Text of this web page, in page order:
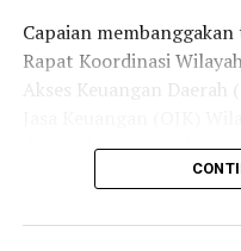
Kota Gorontalo yang
mengungguli sejumlah
Singkawang. Capaian
Kota Gorontalo terus
Capaian
Rapat Koordinasi
Akses Keuangan
dan Maluku Utara di
Manado, Sulawesi Utara,
Delegasi Pemkot